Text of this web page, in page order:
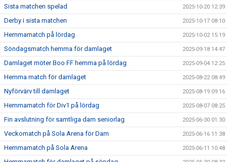
Sista matchen spelad 2025-10-20 12:39
Derby i sista matchen 2025-10-17 08:10
Hemmamatch på lördag 2025-10-02 15:19
Söndagsmatch hemma för damlaget 2025-09-18 14:47
Damlaget möter Boo FF hemma på lördag 2025-09-04 12:25
Hemma match för damlaget 2025-08-22 08:49
Nyförvärv till damlaget 2025-08-19 09:16
Hemmamatch för Div1 på lördag 2025-08-07 08:25
Fin avslutning för samtliga dam seniorlag 2025-06-30 01:30
Veckomatch på Sola Arena för Dam 2025-06-16 11:38
Hemmamatch på Sola Arena 2025-06-11 10:48